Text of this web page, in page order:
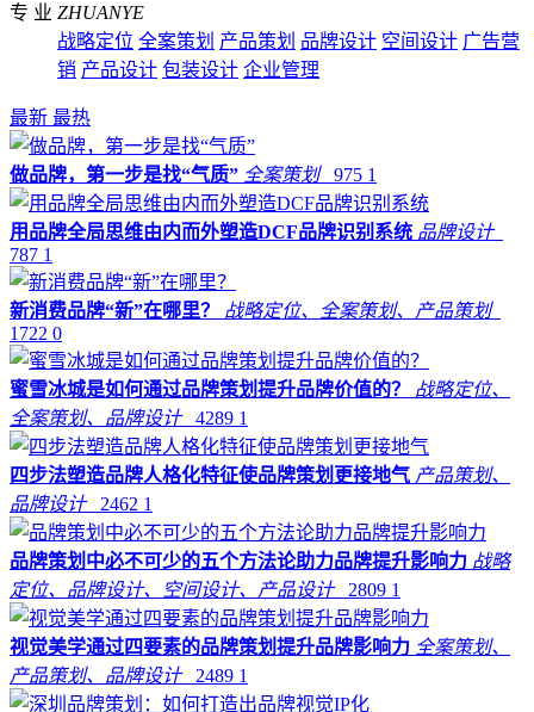
专 业 ZHUANYE
战略定位 全案策划 产品策划 品牌设计 空间设计 广告营
销 产品设计 包装设计 企业管理
最新 最热
做品牌，第一步是找“气质” 全案策划 975 1
用品牌全局思维由内而外塑造DCF品牌识别系统 品牌设计
787 1
新消费品牌“新”在哪里？
战略定位、全案策划、产品策划
1722 0
蜜雪冰城是如何通过品牌策划提升品牌价值的？
战略定位、
全案策划、品牌设计 4289 1
四步法塑造品牌人格化特征使品牌策划更接地气 产品策划、
品牌设计 2462 1
品牌策划中必不可少的五个方法论助力品牌提升影响力 战略
定位、品牌设计、空间设计、产品设计 2809 1
视觉美学通过四要素的品牌策划提升品牌影响力 全案策划、
产品策划、品牌设计 2489 1